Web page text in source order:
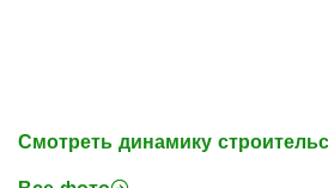
Смотреть динамику